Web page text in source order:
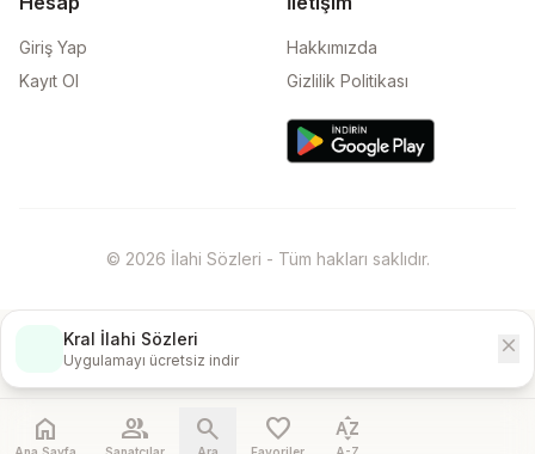
Giriş Yap
Kayıt Ol
Hakkımızda
Gizlilik Politikası
© 2026 İlahi Sözleri - Tüm hakları saklıdır.
Kral İlahi Sözleri
Uygulamayı ücretsiz indir
close
home
Ana Sayfa
people
Sanatçılar
search
Ara
favorite
Favoriler
sort_by_alpha
A-Z